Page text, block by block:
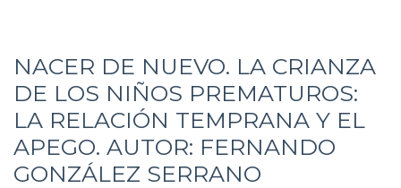
NACER DE NUEVO. LA CRIANZA
DE LOS NIÑOS PREMATUROS:
LA RELACIÓN TEMPRANA Y EL
APEGO. AUTOR: FERNANDO
GONZÁLEZ SERRANO